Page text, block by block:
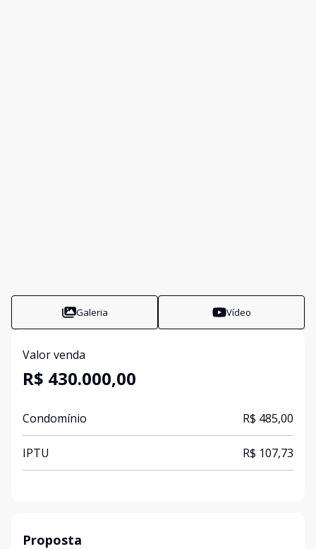
Galeria Vídeo
Valor venda
R$ 430.000,00
Condomínio R$ 485,00
IPTU R$ 107,73
Proposta